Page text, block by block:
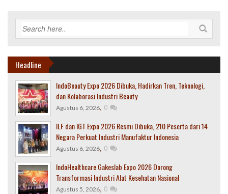
Headline
IndoBeauty Expo 2026 Dibuka, Hadirkan Tren, Teknologi,
dan Kolaborasi Industri Beauty
Agustus 6, 2026, 0
ILF dan IGT Expo 2026 Resmi Dibuka, 210 Peserta dari 14
Negara Perkuat Industri Manufaktur Indonesia
Agustus 6, 2026, 0
IndoHealthcare Gakeslab Expo 2026 Dorong
Transformasi Industri Alat Kesehatan Nasional
Agustus 5, 2026, 0